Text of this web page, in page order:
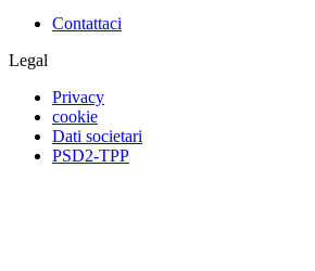
Contattaci
Legal
Privacy
cookie
Dati societari
PSD2-TPP